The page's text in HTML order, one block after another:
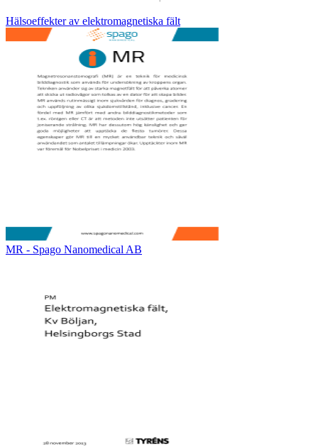
Hälsoeffekter av elektromagnetiska fält
MR - Spago Nanomedical AB